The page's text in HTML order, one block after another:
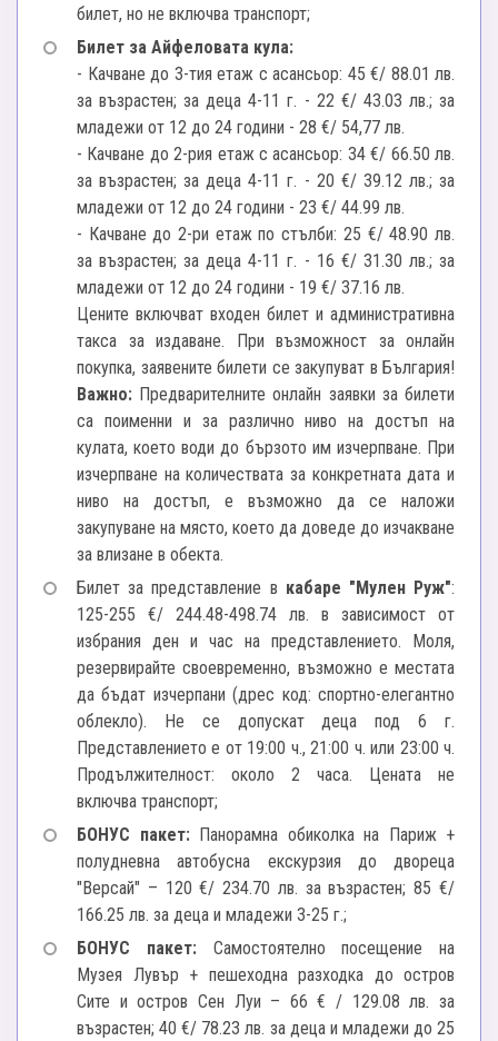
билет, но не включва транспорт;
Билет за Айфеловата кула:
- Качване до 3-тия етаж с асансьор: 45 €/ 88.01 лв.
за възрастен; за деца 4-11 г. - 22 €/ 43.03 лв.; за
младежи от 12 до 24 години - 28 €/ 54,77 лв.
- Качване до 2-рия етаж с асансьор: 34 €/ 66.50 лв.
за възрастен; за деца 4-11 г. - 20 €/ 39.12 лв.; за
младежи от 12 до 24 години - 23 €/ 44.99 лв.
- Качване до 2-ри етаж по стълби: 25 €/ 48.90 лв.
за възрастен; за деца 4-11 г. - 16 €/ 31.30 лв.; за
младежи от 12 до 24 години - 19 €/ 37.16 лв.
Цените включват входен билет и административна
такса за издаване. При възможност за онлайн
покупка, заявените билети се закупуват в България!
Важно: Предварителните онлайн заявки за билети
са поименни и за различно ниво на достъп на
кулата, което води до бързото им изчерпване. При
изчерпване на количествата за конкретната дата и
ниво на достъп, е възможно да се наложи
закупуване на място, което да доведе до изчакване
за влизане в обекта.
Билет за представление в кабаре "Мулен Руж":
125-255 €/ 244.48-498.74 лв. в зависимост от
избрания ден и час на представлението. Моля,
резервирайте своевременно, възможно е местата
да бъдат изчерпани (дрес код: спортно-елегантно
облекло). Не се допускат деца под 6 г.
Представлението е от 19:00 ч., 21:00 ч. или 23:00 ч.
Продължителност: около 2 часа. Цената не
включва транспорт;
БОНУС пакет:Панорамна обиколка на Париж +
полудневна автобусна екскурзия до двореца
"Версай" – 120 €/ 234.70 лв. за възрастен; 85 €/
166.25 лв. за деца и младежи 3-25 г.;
БОНУС пакет:Самостоятелно посещение на
Музея Лувър + пешеходна разходка до остров
Сите и остров Сен Луи – 66 € / 129.08 лв. за
възрастен; 40 €/ 78.23 лв. за деца и младежи до 25